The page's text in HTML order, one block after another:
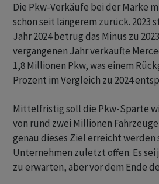
Die Pkw-Verkäufe bei der Marke
schon seit längerem zurück. 2023
Jahr 2024 betrug das Minus zu
vergangenen Jahr verkaufte
1,8 Millionen Pkw, was einem
Prozent im Vergleich zu 2024
Mittelfristig soll die Pkw-Sparte
von rund zwei Millionen
genau dieses Ziel erreicht werden
Unternehmen zuletzt offen. Es sei
zu erwarten, aber vor dem Ende